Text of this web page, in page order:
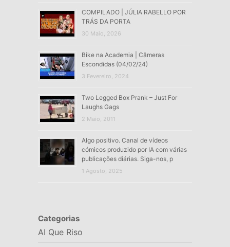
COMPILADO | JÚLIA RABELLO POR
TRÁS DA PORTA
30 Maio, 2026
Bike na Academia | Câmeras
Escondidas (04/02/24)
3 Fevereiro, 2024
Two Legged Box Prank – Just For
Laughs Gags
2 Maio, 2011
Algo positivo. Canal de vídeos
cómicos produzido por IA com várias
publicações diárias. Siga-nos, p
1 Agosto, 2025
Categorias
AI Que Riso